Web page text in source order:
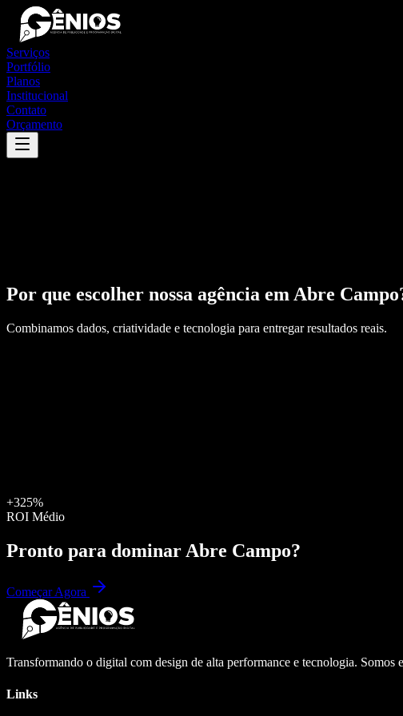
Serviços
Portfólio
Planos
Institucional
Contato
Orçamento
Por que escolher nossa agência em Abre Campo
Combinamos dados, criatividade e tecnologia para entregar resultados reais.
+325%
ROI Médio
Pronto para dominar Abre Campo?
Começar Agora
Transformando o digital com design de alta performance e tecnologia. Somos
Links